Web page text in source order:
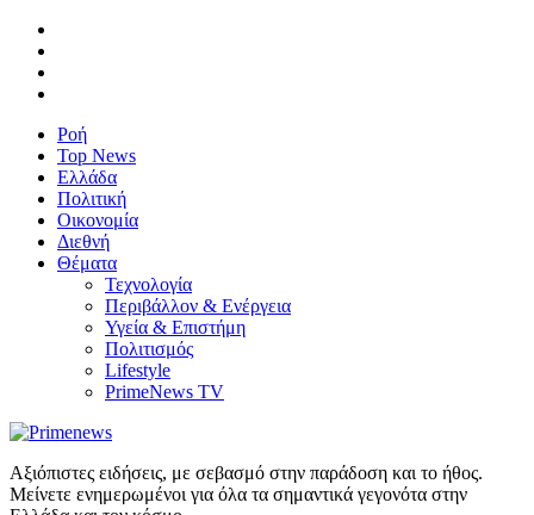
Ροή
Top News
Ελλάδα
Πολιτική
Οικονομία
Διεθνή
Θέματα
Τεχνολογία
Περιβάλλον & Ενέργεια
Υγεία & Επιστήμη
Πολιτισμός
Lifestyle
PrimeNews TV
Αξιόπιστες ειδήσεις, με σεβασμό στην παράδοση και το ήθος.
Μείνετε ενημερωμένοι για όλα τα σημαντικά γεγονότα στην